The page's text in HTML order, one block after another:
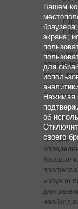
540.
праве,
России и
и оценки
вывода.
базовые
«научно-
для
Вашем
экрана;
для
об
своего